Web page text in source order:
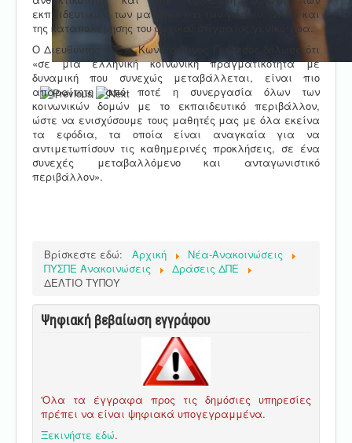
εκπαιδευτικών, των μαθητών και των γονέων, αλλά και
της καταπολέμησης του ψυχικού στίγματος γενικότερα.
Ο Διευθυντής ΠΕ κ. Κωνσταντίνος Γκόλτσος δήλωσε ότι
«σε μια ελληνική κοινωνική πραγματικότητα με
δυναμική που συνεχώς μεταβάλλεται, είναι πιο
απαραίτητη από ποτέ η συνεργασία όλων των
κοινωνικών δομών με το εκπαιδευτικό περιβάλλον,
ώστε να ενισχύσουμε τους μαθητές μας με όλα εκείνα
τα εφόδια, τα οποία είναι αναγκαία για να
αντιμετωπίσουν τις καθημερινές προκλήσεις, σε ένα
συνεχές μεταβαλλόμενο και ανταγωνιστικό
περιβάλλον».
Βρίσκεστε εδώ: Αρχική
Νέα-Ανακοινώσεις
ΠΥΣΠΕ Ανακοινώσεις
Δράσεις ΔΠΕ
ΔΕΛΤΙΟ ΤΥΠΟΥ
Ψηφιακή βεβαίωση εγγράφου
'Ολα τα έγγραφα προς τις δημόσιες υπηρεσίες
πρέπει να είναι ψηφιακά υπογεγραμμένα.
Ξεκινήστε εδώ.